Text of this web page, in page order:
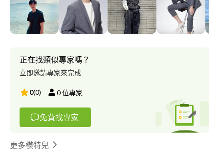
正在找類似專家嗎？
立即邀請專家來完成
0(0) 0位專家
免費找專家
更多模特兒